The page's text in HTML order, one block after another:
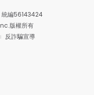
統編56143424
版權所有
反詐騙宣導